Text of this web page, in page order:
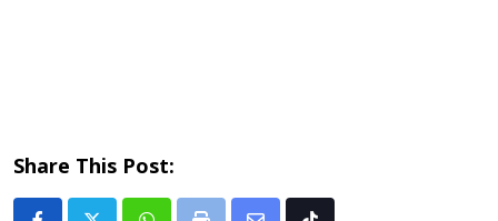
Share This Post: